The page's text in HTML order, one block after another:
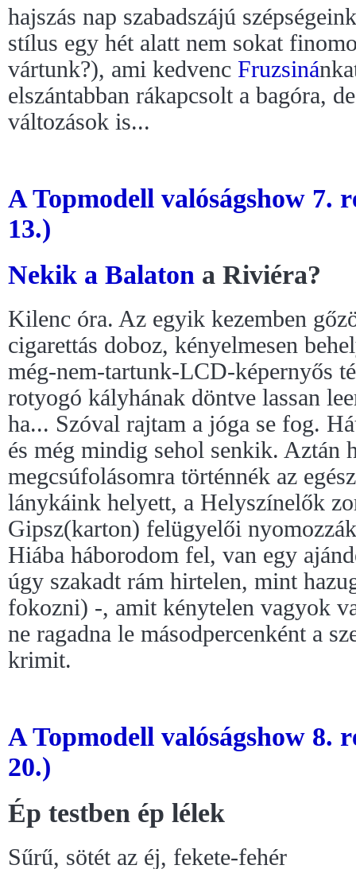
hajszás nap szabadszájú
stílus egy hét alatt nem sokat
vártunk?), ami kedvenc Fruzsiná
elszántabban rákapcsolt a bagóra,
változások is...
A Topmodell valóságshow 7.
13.)
Nekik a Balaton a Riviéra?
Kilenc óra. Az egyik kezemben
cigarettás doboz, kényelmesen
még-nem-tartunk-LCD-képernyős
rotyogó kályhának döntve lassan
ha... Szóval rajtam a jóga se fog.
és még mindig sehol senkik. Aztán
megcsúfolásomra történnék az
lánykáink helyett, a Helyszínelők
Gipsz(karton) felügyelői
Hiába háborodom fel, van egy
úgy szakadt rám hirtelen, mint
fokozni) -, amit kénytelen vagyok
ne ragadna le másodpercenként a
krimit.
A Topmodell valóságshow 8.
20.)
Ép testben ép lélek
Sűrű, sötét az éj, fekete-fehér